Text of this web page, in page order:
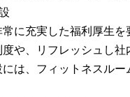
に充実した福利厚生を
や、リフレッシュし
は、フィットネスルー